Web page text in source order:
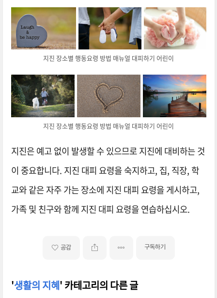
지진 장소별 행동요령 방법 매뉴얼 대피하기 어린이
지진 장소별 행동요령 방법 매뉴얼 대피하기 어린이
지진은 예고 없이 발생할 수 있으므로 지진에 대비하는 것
이 중요합니다. 지진 대피 요령을 숙지하고, 집, 직장, 학
교와 같은 자주 가는 장소에 지진 대피 요령을 게시하고,
가족 및 친구와 함께 지진 대피 요령을 연습하십시오.
공감 구독하기
'생활의 지혜' 카테고리의 다른 글